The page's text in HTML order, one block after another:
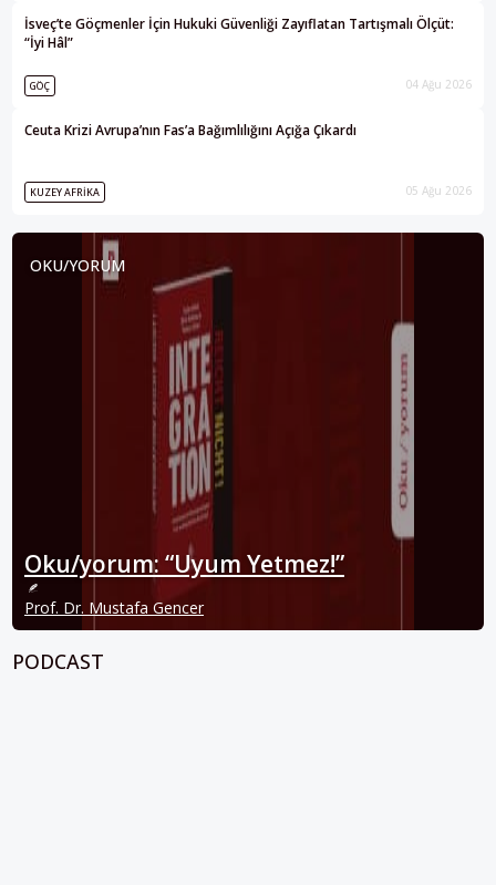
İsveç’te Göçmenler İçin Hukuki Güvenliği Zayıflatan Tartışmalı Ölçüt:
“İyi Hâl”
GÖÇ 04 Ağu 2026
Ceuta Krizi Avrupa’nın Fas’a Bağımlılığını Açığa Çıkardı
KUZEY AFRIKA 05 Ağu 2026
OKU/YORUM
Oku/yorum: “Uyum Yetmez!”
Prof. Dr. Mustafa Gencer
PODCAST